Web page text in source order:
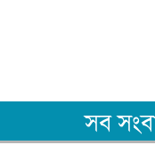
সব